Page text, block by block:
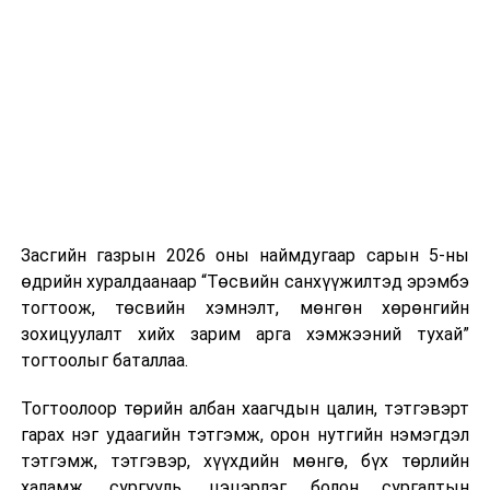
Шинэ хууль Францын зах зээлд үйлчилдэг гадаадын
дуудлагын төвүүдэд нөлөөлөхөөр байна. Тухайлбал,
Мароккогийн дуудлагын төвүүдийн орлогын 80 гаруй
хувь Францын зах зээлээс бүрддэг бөгөөд тус улсын
40–50 мянган ажлын байр эрсдэлд орж болзошгүйг
Засгийн газрын 2026 оны наймдугаар сарын 5-ны
өдрийн хуралдаанаар “Төсвийн санхүүжилтэд эрэмбэ
тогтоож, төсвийн хэмнэлт, мөнгөн хөрөнгийн
зохицуулалт хийх зарим арга хэмжээний тухай”
тогтоолыг баталлаа.
Тогтоолоор төрийн албан хаагчдын цалин, тэтгэвэрт
гарах нэг удаагийн тэтгэмж, орон нутгийн нэмэгдэл
тэтгэмж, тэтгэвэр, хүүхдийн мөнгө, бүх төрлийн